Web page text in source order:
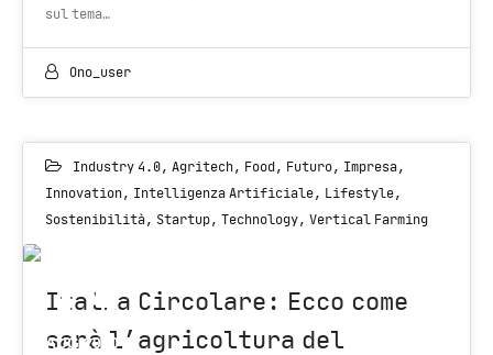
sul tema…
Ono_user
Industry 4.0, Agritech, Food , Futuro, Impresa,
Innovation, Intelligenza Artificiale, Lifestyle,
Sostenibilità, Startup, Technology, Vertical Farming
19
AUG 2020
Italia Circolare: Ecco come
sarà l’agricoltura del